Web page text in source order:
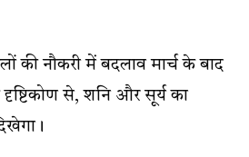
की नौकरी में बदलाव मार्च के बाद
से, शनि और सूर्य का